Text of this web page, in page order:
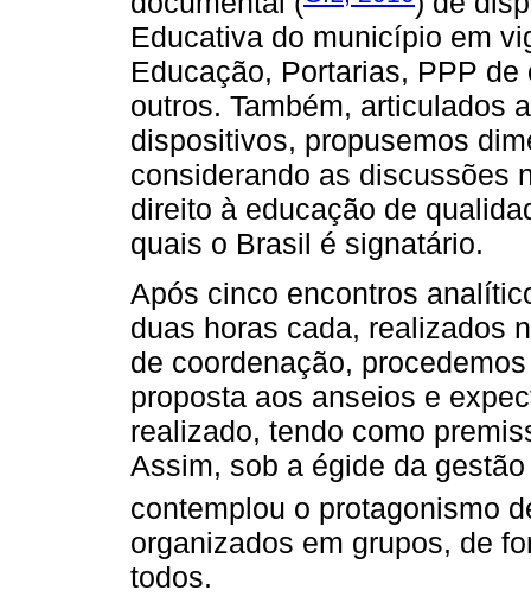
Educativa do município em
Educação, Portarias, PPP
outros. Também, articulados
dispositivos, propusemos
considerando as discussões
direito à educação de
quais o Brasil é signatário.
Após cinco encontros
duas horas cada, realizados
de coordenação,
proposta aos anseios e
realizado, tendo como
Assim, sob a égide da
contemplou o protagonismo
organizados em grupos, de
todos.